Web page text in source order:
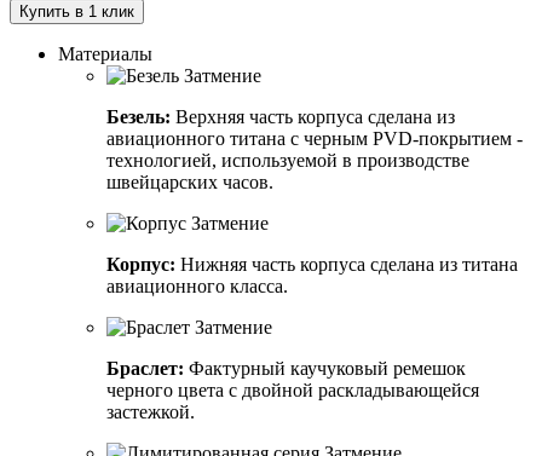
Купить в 1 клик
Материалы
Безель: Верхняя часть корпуса сделана из
авиационного титана с черным PVD-покрытием -
технологией, используемой в производстве
швейцарских часов.
Корпус: Нижняя часть корпуса сделана из титана
авиационного класса.
Браслет: Фактурный каучуковый ремешок
черного цвета с двойной раскладывающейся
застежкой.